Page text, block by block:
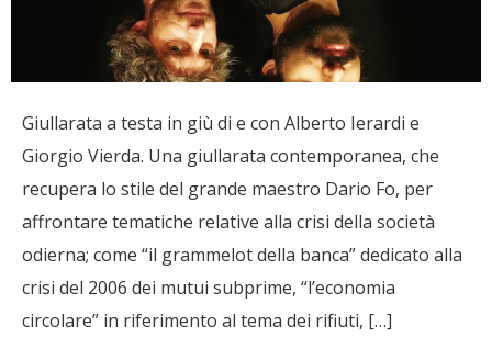
Giullarata a testa in giù di e con Alberto Ierardi e
Giorgio Vierda. Una giullarata contemporanea, che
recupera lo stile del grande maestro Dario Fo, per
affrontare tematiche relative alla crisi della società
odierna; come “il grammelot della banca” dedicato alla
crisi del 2006 dei mutui subprime, “l’economia
circolare” in riferimento al tema dei rifiuti, […]